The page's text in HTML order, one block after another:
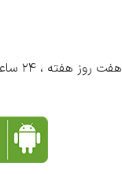
هفت روز هفته ، ۲۴ ساعت شبانه‌روز پاسخگوی شما هستیم.